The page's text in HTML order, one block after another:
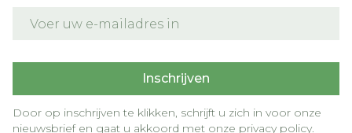
Inschrijven
Door op inschrijven te klikken, schrijft u zich in voor onze
nieuwsbrief en gaat u akkoord met onze privacy policy.